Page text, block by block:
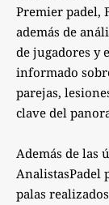
Premier padel,
además de
de jugadores y
informado
parejas,
clave del
Además de las
AnalistasPadel
palas